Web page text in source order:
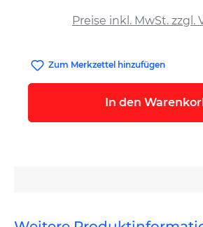
Preise inkl. MwSt. zzgl.
Zum Merkzettel hinzufügen
In den